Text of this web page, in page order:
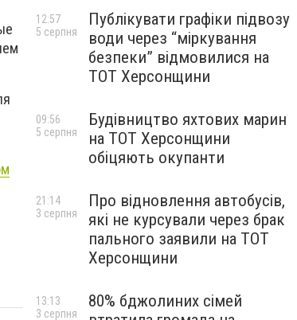
Публікувати графіки підвозу
води через “міркування
безпеки” відмовилися на
ТОТ Херсонщини
12:57
5 серпня
Будівництво яхтових марин
на ТОТ Херсонщини
обіцяють окупанти
09:56
5 серпня
Про відновлення автобусів,
які не курсували через брак
пального заявили на ТОТ
Херсонщини
21:14
3 серпня
80% бджолиних сімей
13:13
3 серпня